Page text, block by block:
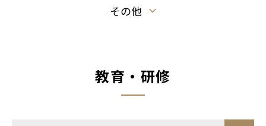
その他
教育・研修